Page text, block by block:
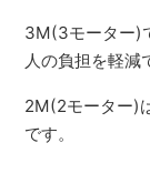
3M(3モーター)
人の負担を軽減
2M(2モーター)
です。